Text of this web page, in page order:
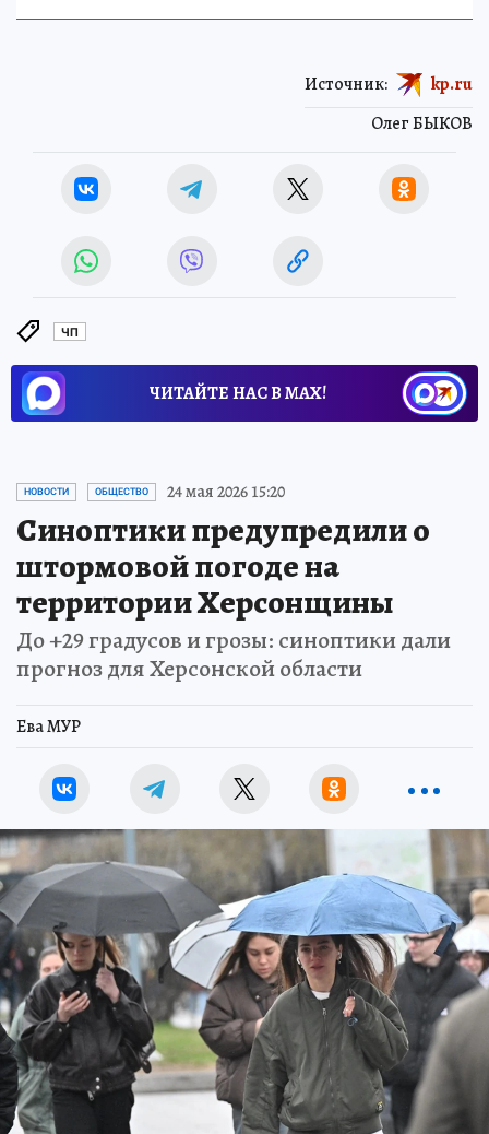
Олег БЫКОВ
Источник: kp.ru
ЧП
ЧИТАЙТЕ НАС В МАХ!
НОВОСТИ ОБЩЕСТВО 24 мая 2026 15:20
Синоптики предупредили о
штормовой погоде на
территории Херсонщины
До +29 градусов и грозы: синоптики дали
прогноз для Херсонской области
Ева МУР